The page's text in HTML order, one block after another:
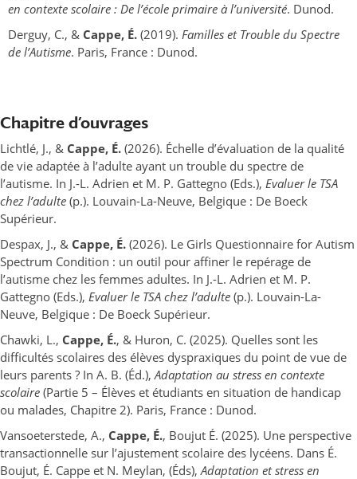
en contexte scolaire : De l’école primaire à l’université. Dunod.
Derguy, C., & Cappe, É. (2019). Familles et Trouble du Spectre
de l’Autisme. Paris, France : Dunod.
Chapitre d’ouvrages
Lichtlé, J., & Cappe, É. (2026). Échelle d’évaluation de la qualité
de vie adaptée à l’adulte ayant un trouble du spectre de
l’autisme. In J.-L. Adrien et M. P. Gattegno (Eds.), Evaluer le TSA
chez l’adulte (p.). Louvain-La-Neuve, Belgique : De Boeck
Supérieur.
Despax, J., & Cappe, É. (2026). Le Girls Questionnaire for Autism
Spectrum Condition : un outil pour affiner le repérage de
l’autisme chez les femmes adultes. In J.-L. Adrien et M. P.
Gattegno (Eds.), Evaluer le TSA chez l’adulte (p.). Louvain-La-
Neuve, Belgique : De Boeck Supérieur.
Chawki, L., Cappe, É., & Huron, C. (2025). Quelles sont les
difficultés scolaires des élèves dyspraxiques du point de vue de
leurs parents ? In A. B. (Éd.),Adaptation au stress en contexte
scolaire (Partie 5 – Élèves et étudiants en situation de handicap
ou malades, Chapitre 2). Paris, France : Dunod.
Vansoeterstede, A., Cappe, É., Boujut É. (2025). Une perspective
transactionnelle sur l’ajustement scolaire des lycéens. Dans É.
Boujut, É. Cappe et N. Meylan, (Éds),Adaptation et stress en